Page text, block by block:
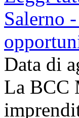
Salerno
Data di
La BCC